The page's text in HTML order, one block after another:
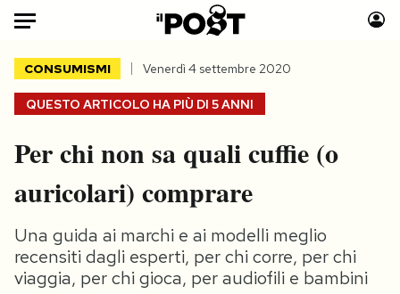
Auto
HOME
Italia
Politica
Tecnologia
Internet
Scienza
Moda
Consumismi
Storie/Idee
Ok Boomer!
Media
QUESTO ARTICOLO HA PIÙ DI 5 ANNI
CONSUMISMI Venerdì 4 settembre 2020
Per chi non sa quali cuffie (o
auricolari) comprare
Una guida ai marchi e ai modelli meglio
recensiti dagli esperti, per chi corre, per chi
viaggia, per chi gioca, per audiofili e bambini